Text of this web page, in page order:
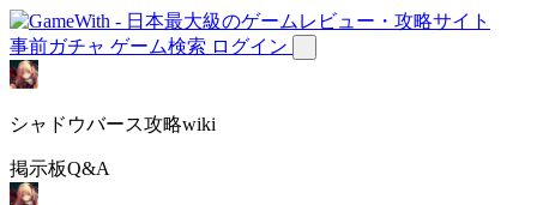
事前ガチャ ゲーム検索 ログイン
シャドウバース攻略wiki
掲示板Q&A